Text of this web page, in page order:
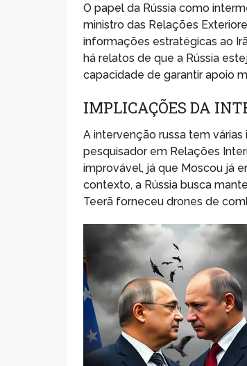
O papel da Rússia como
ministro das Relações
informações estratégicas ao
há relatos de que a Rússia
capacidade de garantir apoio
IMPLICAÇÕES DA
A intervenção russa tem
pesquisador em Relações
improvável, já que Moscou já
contexto, a Rússia busca
Teerã forneceu drones de